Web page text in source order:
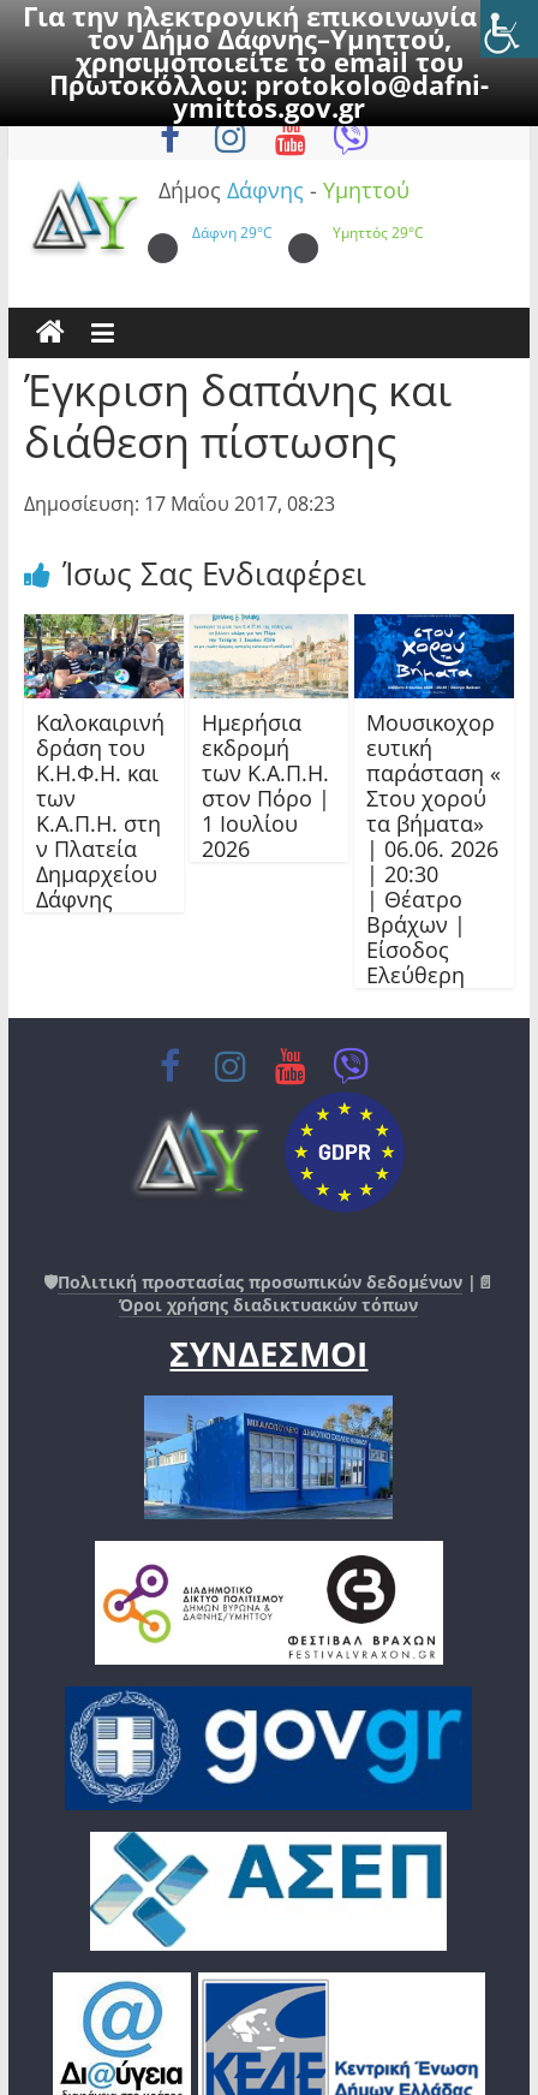
Για την ηλεκτρονική επικοινωνία με
τον Δήμο Δάφνης–Υμηττού,
χρησιμοποιείτε το email του
Πρωτοκόλλου:protokolo@dafni-
ymittos.gov.gr
to
Παρασκευή, 7 Αυγούστου 2026
Δήμος Δάφνης - Υμηττού
Δάφνη29°C Υμηττός29°C
Έγκριση δαπάνης και
διάθεση πίστωσης
Δημοσίευση: 17 Μαΐου 2017, 08:23
Ίσως Σας Ενδιαφέρει
Καλοκαιρινή
δράση του
Κ.Η.Φ.Η. και
των
Κ.Α.Π.Η. στη
ν Πλατεία
Δημαρχείου
Δάφνης
Ημερήσια
εκδρομή
των Κ.Α.Π.Η.
στον Πόρο |
1 Ιουλίου
2026
Μουσικοχορ
ευτική
παράσταση «
Στου χορού
τα βήματα»
| 06.06. 2026
| 20:30
| Θέατρο
Βράχων |
Είσοδος
Ελεύθερη
🛡️Πολιτική προστασίας προσωπικών δεδομένων |📄
Όροι χρήσης διαδικτυακών τόπων
ΣΥΝΔΕΣΜΟΙ